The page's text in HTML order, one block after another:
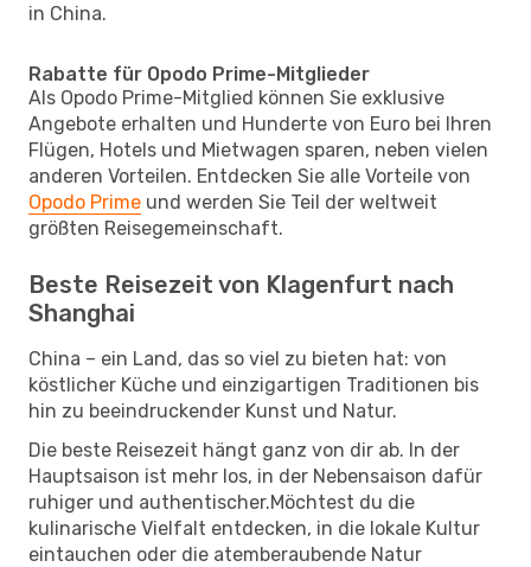
in China.
Rabatte für Opodo Prime-Mitglieder
Als Opodo Prime-Mitglied können Sie exklusive
Angebote erhalten und Hunderte von Euro bei Ihren
Flügen, Hotels und Mietwagen sparen, neben vielen
anderen Vorteilen. Entdecken Sie alle Vorteile von
Opodo Prime und werden Sie Teil der weltweit
größten Reisegemeinschaft.
Beste Reisezeit von Klagenfurt nach
Shanghai
China – ein Land, das so viel zu bieten hat: von
köstlicher Küche und einzigartigen Traditionen bis
hin zu beeindruckender Kunst und Natur.
Die beste Reisezeit hängt ganz von dir ab. In der
Hauptsaison ist mehr los, in der Nebensaison dafür
ruhiger und authentischer.Möchtest du die
kulinarische Vielfalt entdecken, in die lokale Kultur
eintauchen oder die atemberaubende Natur